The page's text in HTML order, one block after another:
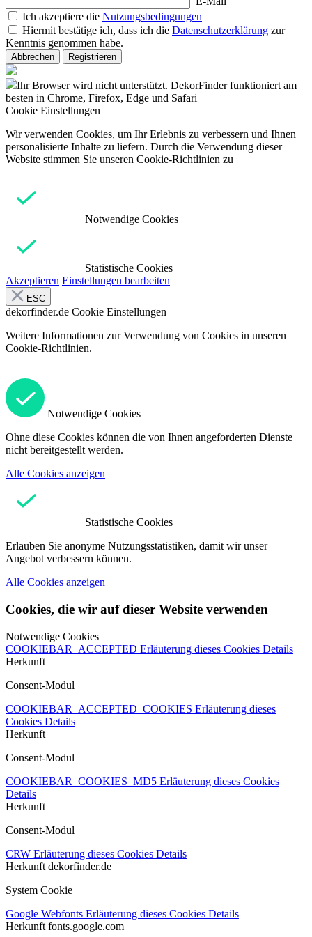
Ich akzeptiere die Nutzungsbedingungen
Hiermit bestätige ich, dass ich die Datenschutzerklärung zur
Kenntnis genommen habe.
Abbrechen Registrieren
Ihr Browser wird nicht unterstützt. DekorFinder funktioniert am
besten in Chrome, Firefox, Edge und Safari
Cookie Einstellungen
Wir verwenden Cookies, um Ihr Erlebnis zu verbessern und Ihnen
personalisierte Inhalte zu liefern. Durch die Verwendung dieser
Website stimmen Sie unseren Cookie-Richtlinien zu
Notwendige Cookies
Statistische Cookies
Akzeptieren Einstellungen bearbeiten
ESC
dekorfinder.de Cookie Einstellungen
Weitere Informationen zur Verwendung von Cookies in unseren
Cookie-Richtlinien.
Notwendige Cookies
Ohne diese Cookies können die von Ihnen angeforderten Dienste
nicht bereitgestellt werden.
Alle Cookies anzeigen
Statistische Cookies
Erlauben Sie anonyme Nutzungsstatistiken, damit wir unser
Angebot verbessern können.
Alle Cookies anzeigen
Cookies, die wir auf dieser Website verwenden
Notwendige Cookies
COOKIEBAR_ACCEPTED Erläuterung dieses Cookies Details
Herkunft
Consent-Modul
COOKIEBAR_ACCEPTED_COOKIES Erläuterung dieses
Cookies Details
Herkunft
Consent-Modul
COOKIEBAR_COOKIES_MD5 Erläuterung dieses Cookies
Details
Herkunft
Consent-Modul
CRW Erläuterung dieses Cookies Details
Herkunft dekorfinder.de
System Cookie
Google Webfonts Erläuterung dieses Cookies Details
Herkunft fonts.google.com